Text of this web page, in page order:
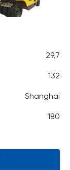
29,7
132
Shanghai
180